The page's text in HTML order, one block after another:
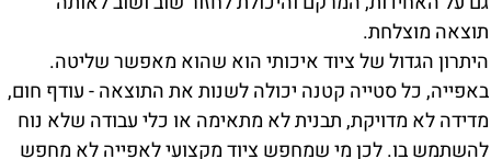
תוצאה מוצלחת.
היתרון הגדול של ציוד איכותי הוא שהוא מאפשר שליטה.
באפייה, כל סטייה קטנה יכולה לשנות את התוצאה - עודף חום,
מדידה לא מדויקת, תבנית לא מתאימה או כלי עבודה שלא נוח
להשתמש בו. לכן מי שמחפש ציוד מקצועי לאפייה לא מחפש